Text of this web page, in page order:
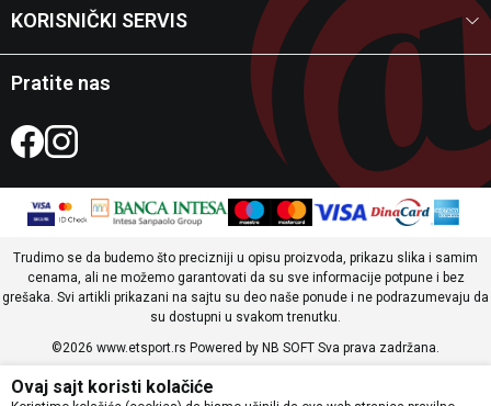
KORISNIČKI SERVIS
Pratite nas
Trudimo se da budemo što precizniji u opisu proizvoda, prikazu slika i samim
cenama, ali ne možemo garantovati da su sve informacije potpune i bez
grešaka. Svi artikli prikazani na sajtu su deo naše ponude i ne podrazumevaju da
su dostupni u svakom trenutku.
©2026 www.etsport.rs Powered by NB SOFT Sva prava zadržana.
Ovaj sajt koristi kolačiće